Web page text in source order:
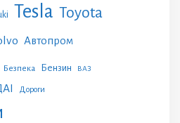
Tesla Toyota
Автопром
Безпека Бензин ВАЗ
Дороги